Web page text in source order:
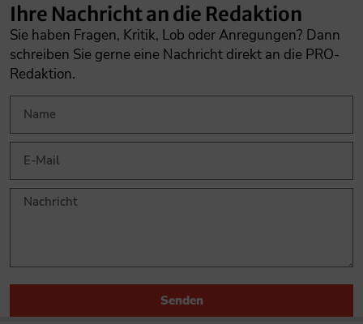
Ihre Nachricht an die Redaktion
Sie haben Fragen, Kritik, Lob oder Anregungen? Dann
schreiben Sie gerne eine Nachricht direkt an die PRO-
Redaktion.
Senden